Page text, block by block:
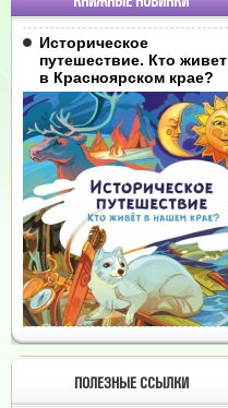
Историческое
путешествие. Кто живет
в Красноярском крае?
ПОЛЕЗНЫЕ ССЫЛКИ